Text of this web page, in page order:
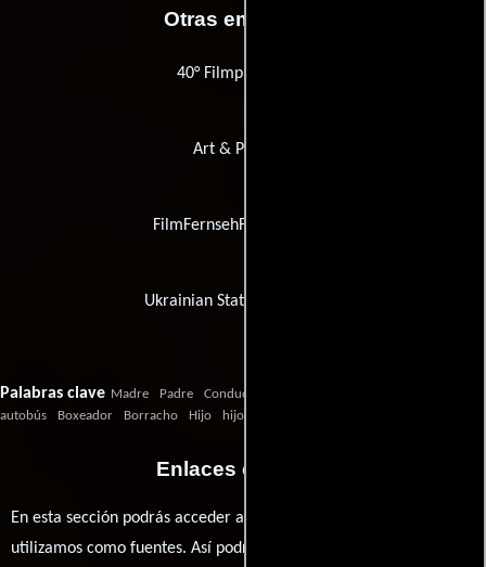
Otras empresas
40° Filmproduktion
Art & Popcorn
FilmFernsehFonds Bayern
Ukrainian State Film Agency
Palabras clave Madre Padre
Conductor de
autobús
Boxeador Borracho Hijo hijo
Enlaces externos
En esta sección podrás acceder a los recursos externos que
utilizamos como fuentes. Así podrás chequear toda la